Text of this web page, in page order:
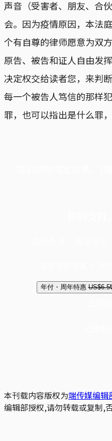
声音（受害者、朋友、合
会。因为疫情原因，本法
个有自尊的律师愿意为双
原告、被告和证人自由发
决定权交给读者您，来判
每一个被告人笃信的那样
罪，也可以指出是什么罪
年付・周年特惠 US$6.5
本刊载内容版权为端传媒编辑
编辑部授权,请勿转载或复制,